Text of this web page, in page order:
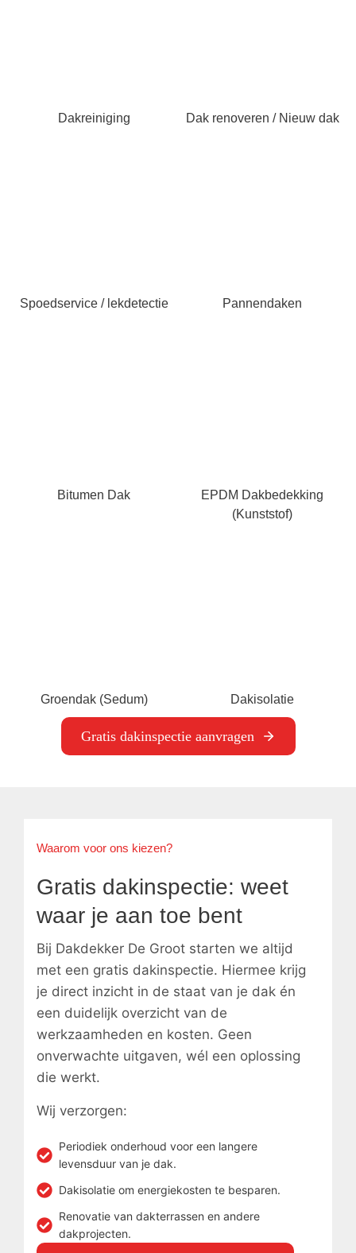
Dakreiniging Dak renoveren / Nieuw dak
Spoedservice / lekdetectie Pannendaken
Bitumen Dak
EPDM Dakbedekking
(kunststof)
Groendak (Sedum) Dakisolatie
Gratis dakinspectie aanvragen
Waarom voor ons kiezen?
Gratis dakinspectie: weet
waar je aan toe bent
Bij Dakdekker De Groot starten we altijd
met een gratis dakinspectie. Hiermee krijg
je direct inzicht in de staat van je dak én
een duidelijk overzicht van de
werkzaamheden en kosten. Geen
onverwachte uitgaven, wél een oplossing
die werkt.
Wij verzorgen:
Periodiek onderhoud voor een langere
levensduur van je dak.
Dakisolatie om energiekosten te besparen.
Renovatie van dakterrassen en andere
dakprojecten.